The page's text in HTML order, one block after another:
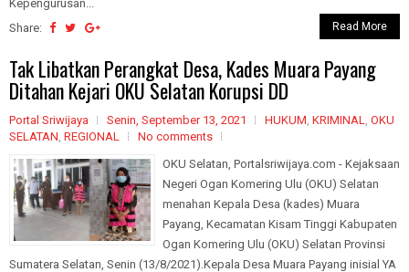
Kepengurusan...
Share:
Read More
Tak Libatkan Perangkat Desa, Kades Muara Payang
Ditahan Kejari OKU Selatan Korupsi DD
Portal Sriwijaya Senin, September 13, 2021 HUKUM, KRIMINAL, OKU
SELATAN, REGIONAL
No comments
OKU Selatan, Portalsriwijaya.com - Kejaksaan
Negeri Ogan Komering Ulu (OKU) Selatan
menahan Kepala Desa (kades) Muara
Payang, Kecamatan Kisam Tinggi Kabupaten
Ogan Komering Ulu (OKU) Selatan Provinsi
Sumatera Selatan, Senin (13/8/2021).Kepala Desa Muara Payang inisial YA